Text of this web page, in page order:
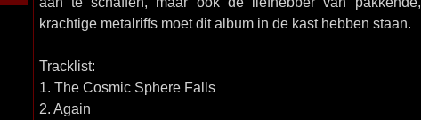
krachtige metalriffs moet dit album in de kast hebben staan.
Tracklist:
1. The Cosmic Sphere Falls
2. Again